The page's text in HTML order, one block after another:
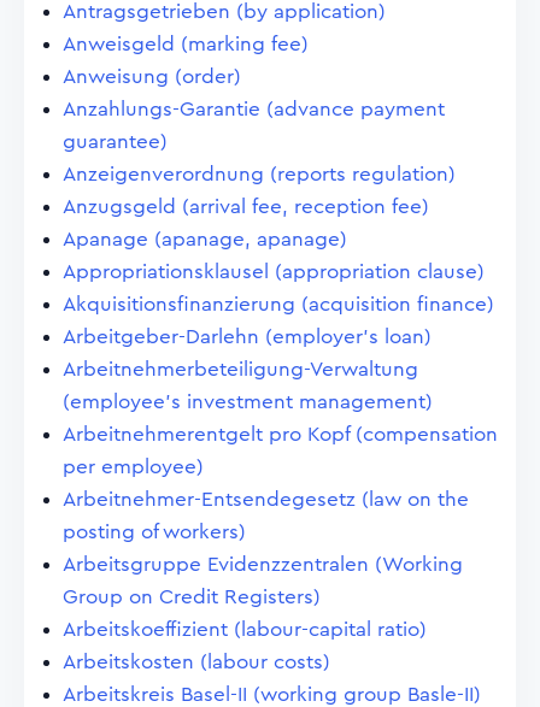
Antragsgetrieben (by application)
Anweisgeld (marking fee)
Anweisung (order)
Anzahlungs-Garantie (advance payment
guarantee)
Anzeigenverordnung (reports regulation)
Anzugsgeld (arrival fee, reception fee)
Apanage (apanage, apanage)
Appropriationsklausel (appropriation clause)
Akquisitionsfinanzierung (acquisition finance)
Arbeitgeber-Darlehn (employer's loan)
Arbeitnehmerbeteiligung-Verwaltung
(employee's investment management)
Arbeitnehmerentgelt pro Kopf (compensation
per employee)
Arbeitnehmer-Entsendegesetz (law on the
posting of workers)
Arbeitsgruppe Evidenzzentralen (Working
Group on Credit Registers)
Arbeitskoeffizient (labour-capital ratio)
Arbeitskosten (labour costs)
Arbeitskreis Basel-II (working group Basle-II)